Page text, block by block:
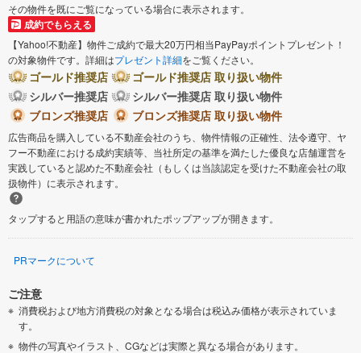
その物件を既にご覧になっている場合に表示されます。
成約でもらえる
【Yahoo!不動産】物件ご成約で最大20万円相当PayPayポイントプレゼント！
の対象物件です。詳細はプレゼント詳細をご覧ください。
ゴールド推奨店
ゴールド推奨店 取り扱い物件
シルバー推奨店
シルバー推奨店 取り扱い物件
ブロンズ推奨店
ブロンズ推奨店 取り扱い物件
広告商品を購入している不動産会社のうち、物件情報の正確性、法令遵守、ヤ
フー不動産における成約実績等、当社所定の基準を満たした優良な店舗運営を
実践していると認めた不動産会社（もしくは当該認定を受けた不動産会社の取
扱物件）に表示されます。
タップすると用語の意味が書かれたポップアップが開きます。
PRマークについて
ご注意
消費税および地方消費税の対象となる場合は税込み価格が表示されていま
す。
物件の写真やイラスト、CGなどは実際と異なる場合があります。